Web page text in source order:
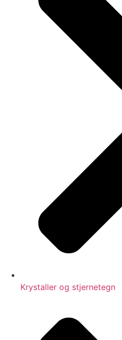
Krystaller og stjernetegn